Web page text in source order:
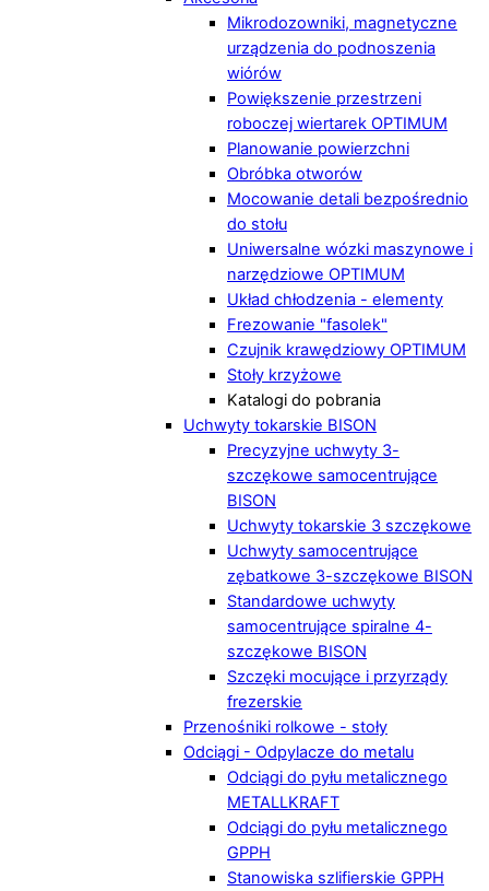
Mikrodozowniki, magnetyczne
urządzenia do podnoszenia
wiórów
Powiększenie przestrzeni
roboczej wiertarek OPTIMUM
Planowanie powierzchni
Obróbka otworów
Mocowanie detali bezpośrednio
do stołu
Uniwersalne wózki maszynowe i
narzędziowe OPTIMUM
Układ chłodzenia - elementy
Frezowanie "fasolek"
Czujnik krawędziowy OPTIMUM
Stoły krzyżowe
Katalogi do pobrania
Uchwyty tokarskie BISON
Precyzyjne uchwyty 3-
szczękowe samocentrujące
BISON
Uchwyty tokarskie 3 szczękowe
Uchwyty samocentrujące
zębatkowe 3-szczękowe BISON
Standardowe uchwyty
samocentrujące spiralne 4-
szczękowe BISON
Szczęki mocujące i przyrządy
frezerskie
Przenośniki rolkowe - stoły
Odciągi - Odpylacze do metalu
Odciągi do pyłu metalicznego
METALLKRAFT
Odciągi do pyłu metalicznego
GPPH
Stanowiska szlifierskie GPPH